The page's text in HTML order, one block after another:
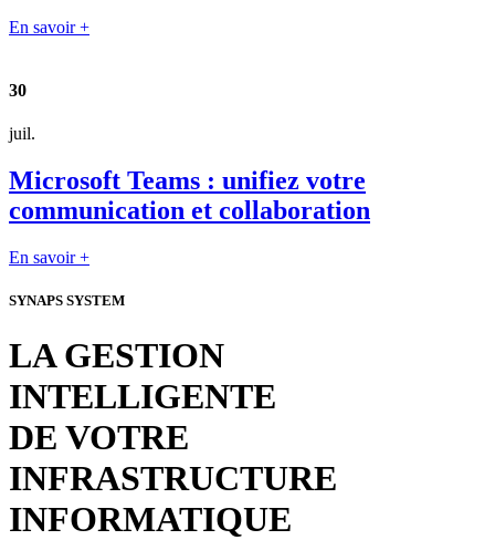
En savoir +
30
juil.
Microsoft Teams : unifiez votre
communication et collaboration
En savoir +
SYNAPS SYSTEM
LA GESTION
INTELLIGENTE
DE VOTRE
INFRASTRUCTURE
INFORMATIQUE